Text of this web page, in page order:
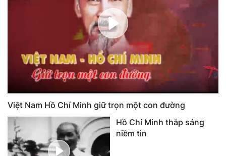
Việt Nam Hồ Chí Minh giữ trọn một con đường
Hồ Chí Minh thắp sáng
niềm tin